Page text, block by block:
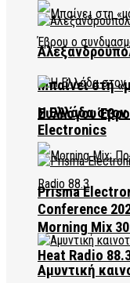
Μπαίνει στη
Συλλόγου
Morning Mix
Heat Radio
Η Ελλάδα
Electronics
Prisma
Conference
Αμυντική